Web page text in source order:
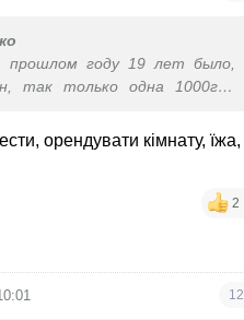
прошлом году 19 лет было,
так только одна 1000грн
орендувати кімнату, їжа,
2
12